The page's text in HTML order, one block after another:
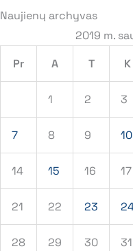
Naujienų archyvas
2019 m.
Pr
A T K
1 2 3
7 8 9 10
14 15 16 17
21 22 23
28 29 30 31